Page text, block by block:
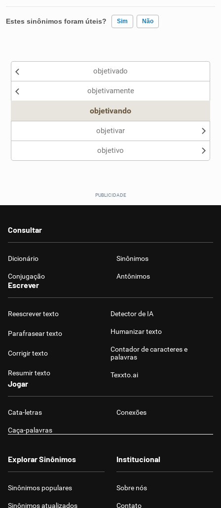
Dicionário
Estes sinônimos foram úteis? Sim Não
Nenhum dos sinônimos apresentados me ajudou
objetivado
objetivamente
objetivando
objetivar
objetivo
Consultar
Dicionário Sinônimos
Conjugação Antônimos
Escrever
Reescrever texto
Parafrasear texto
Corrigir texto
Resumir texto
Detector de IA
Humanizar texto
Contador de caracteres e
palavras
Texxto.ai
Jogar
Cata-letras Conexões
Caça-palavras
Explorar Sinônimos
Sinônimos populares
Sinônimos atualizados
Institucional
Sobre nós
Contato